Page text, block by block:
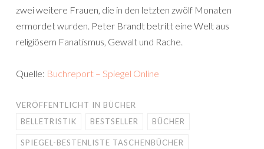
zwei weitere Frauen, die in den letzten zwölf Monaten
ermordet wurden. Peter Brandt betritt eine Welt aus
religiösem Fanatismus, Gewalt und Rache.
Quelle: Buchreport – Spiegel Online
VERÖFFENTLICHT IN BÜCHER
BELLETRISTIK
BESTSELLER BÜCHER
SPIEGEL-BESTENLISTE TASCHENBÜCHER